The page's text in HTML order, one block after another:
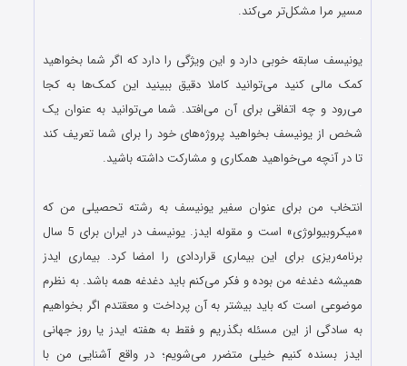
مسیر مرا مشکل‌تر می‌کند.
یونیسف سابقه خوبی دارد و این ویژگی را دارد که اگر شما بخواهید
کمک مالی کنید می‌توانید کاملا دقیق ببینید این کمک‌ها به کجا
می‌رود و چه اتفاقی برای آن می‌افتد. شما می‌توانید به عنوان یک
شخص از یونیسف بخواهید پروژه‌های خود را برای شما تعریف کند
تا در آنچه می‌خواهید همکاری و مشارکت داشته باشید.
انتخاب من برای عنوان سفیر یونیسف به رشته تحصیلی من که
«میکروبیولوژی» است و مقوله ایدز. یونیسف در ایران برای 5 سال
برنامه‌ریزی برای این بیماری قراردادی را امضا کرد. بیماری ایدز
همیشه دغدغه من بوده و فکر می‌کنم باید دغدغه‌ همه باشد. به نظرم
موضوعی است که باید بیشتر به آن پرداخت و معقتدم اگر بخواهیم
به سادگی از این مسئله بگذریم و فقط به هفته ایدز یا روز جهانی
ایدز بسنده کنیم خیلی متضرر می‌شویم؛ در واقع آشنایی من با